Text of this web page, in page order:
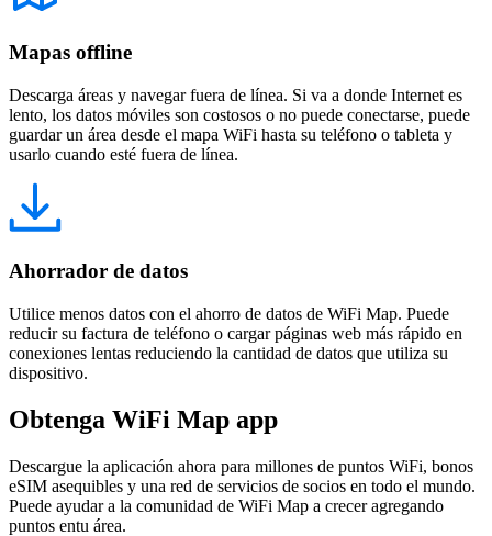
Mapas offline
Descarga áreas y navegar fuera de línea. Si va a donde Internet es
lento, los datos móviles son costosos o no puede conectarse, puede
guardar un área desde el mapa WiFi hasta su teléfono o tableta y
usarlo cuando esté fuera de línea.
Ahorrador de datos
Utilice menos datos con el ahorro de datos de WiFi Map. Puede
reducir su factura de teléfono o cargar páginas web más rápido en
conexiones lentas reduciendo la cantidad de datos que utiliza su
dispositivo.
Obtenga WiFi Map app
Descargue la aplicación ahora para millones de puntos WiFi, bonos
eSIM asequibles y una red de servicios de socios en todo el mundo.
Puede ayudar a la comunidad de WiFi Map a crecer agregando
puntos entu área.